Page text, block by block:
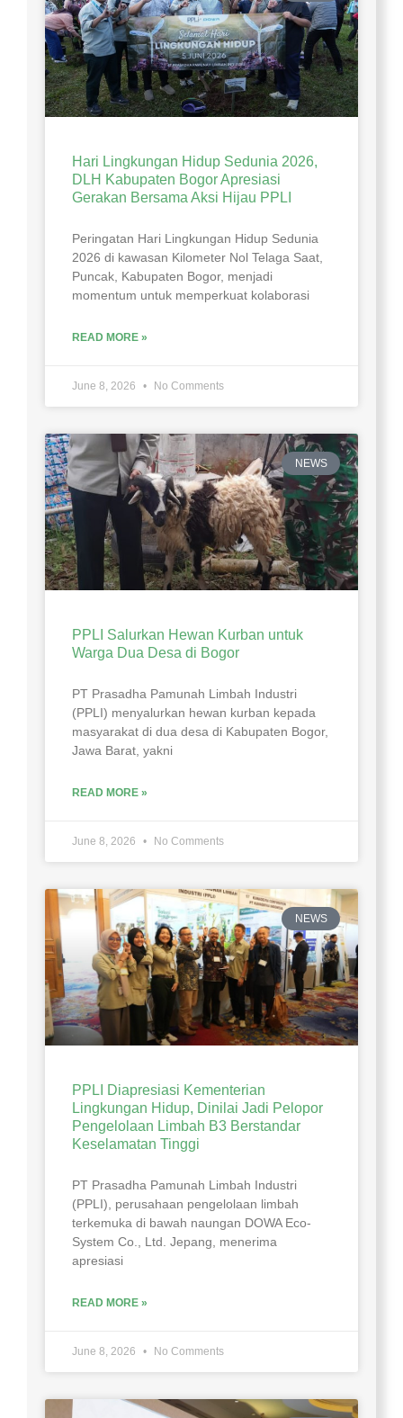
Hari Lingkungan Hidup Sedunia 2026,
DLH Kabupaten Bogor Apresiasi
Gerakan Bersama Aksi Hijau PPLI
Peringatan Hari Lingkungan Hidup Sedunia
2026 di kawasan Kilometer Nol Telaga Saat,
Puncak, Kabupaten Bogor, menjadi
momentum untuk memperkuat kolaborasi
READ MORE »
June 8, 2026 No Comments
NEWS
PPLI Salurkan Hewan Kurban untuk
Warga Dua Desa di Bogor
PT Prasadha Pamunah Limbah Industri
(PPLI) menyalurkan hewan kurban kepada
masyarakat di dua desa di Kabupaten Bogor,
Jawa Barat, yakni
READ MORE »
June 8, 2026 No Comments
NEWS
PPLI Diapresiasi Kementerian
Lingkungan Hidup, Dinilai Jadi Pelopor
Pengelolaan Limbah B3 Berstandar
Keselamatan Tinggi
PT Prasadha Pamunah Limbah Industri
(PPLI), perusahaan pengelolaan limbah
terkemuka di bawah naungan DOWA Eco-
System Co., Ltd. Jepang, menerima
apresiasi
READ MORE »
June 8, 2026 No Comments